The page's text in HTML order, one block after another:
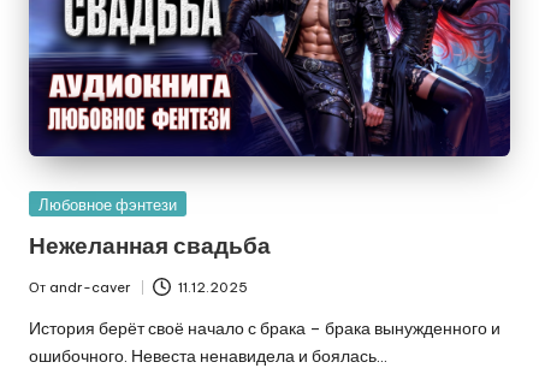
Опубликовано
Любовное фэнтези
Нежеланная свадьба
Запись
от
От andr-caver 11.12.2025
История берёт своё начало с брака – брака вынужденного и
ошибочного. Невеста ненавидела и боялась…